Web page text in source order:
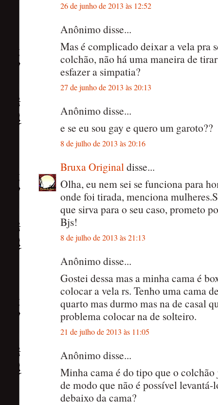
26 de junho de 2013 às 12:52
Anônimo disse...
Mas é complicado deixar a vela pra
colchão, não há uma maneira de
esfazer a simpatia?
27 de junho de 2013 às 20:13
Anônimo disse...
e se eu sou gay e quero um garoto??
8 de julho de 2013 às 20:16
Bruxa Originaldisse...
Olha, eu nem sei se funciona para
onde foi tirada, menciona
que sirva para o seu caso, prometo
Bjs!
8 de julho de 2013 às 21:13
Anônimo disse...
Gostei dessa mas a minha cama é
colocar a vela rs. Tenho uma cama
quarto mas durmo mas na de casal
problema colocar na de solteiro.
21 de julho de 2013 às 11:05
Anônimo disse...
Minha cama é do tipo que o
de modo que não é possível levantá-
debaixo da cama?